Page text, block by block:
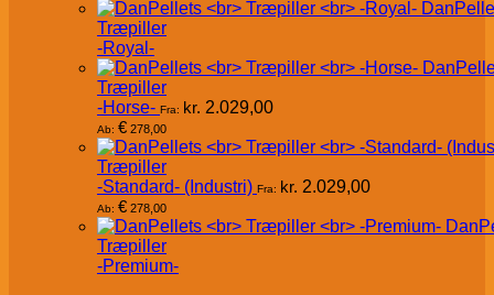
Træpiller
-Royal-
Træpiller
-Horse- Fra: kr. 2.029,00
Ab: € 278,00
Træpiller
-Standard- (Industri) Fra: kr. 2.029,00
Ab: € 278,00
Træpiller
-Premium-